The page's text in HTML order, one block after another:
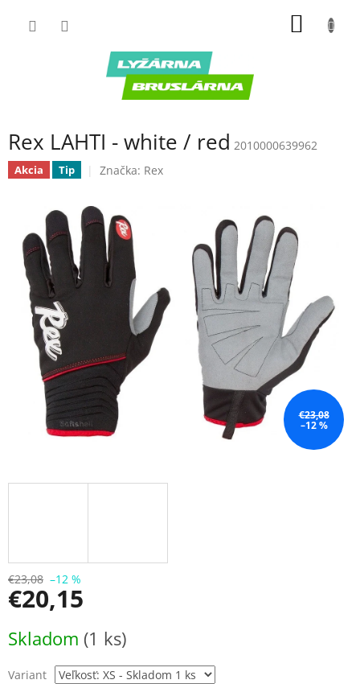
Rex LAHTI - white / red 2010000639962
Akcia Tip Značka: Rex
€23,08
–12 %
€23,08 –12 %
€20,15
cena:
Skladom (1 ks)
Variant